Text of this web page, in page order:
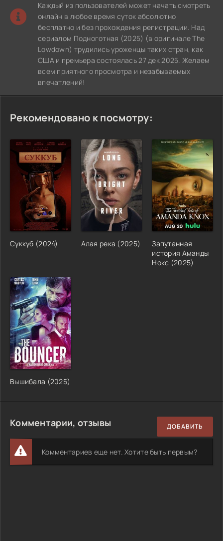
Каждый из пользователей может начать смотреть
онлайн в любое время суток абсолютно
бесплатно и без прохождения регистрации. Над
сериалом Подноготная (2025) (в оригинале The
Lowdown) трудились уроженцы таких стран, как
США и премьера состоялась 27 дек 2025. Желаем
всем приятного просмотра и незабываемых
впечатлений!
Рекомендовано к посмотру:
Суккуб (2024) Алая река (2025)
Запутанная
история Аманды
Нокс (2025)
Вышибала (2025)
Комментарии, отзывы ДОБАВИТЬ
Комментариев еще нет. Хотите быть первым?